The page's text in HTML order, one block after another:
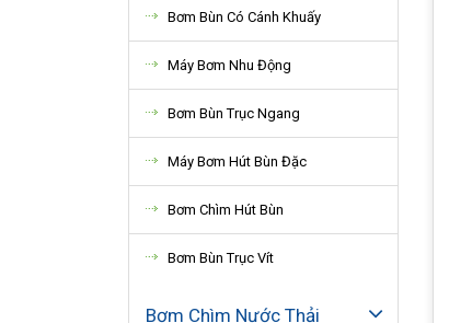
Bơm Bùn Có Cánh Khuấy
Máy Bơm Nhu Động
Bơm Bùn Trục Ngang
Máy Bơm Hút Bùn Đặc
Bơm Chìm Hút Bùn
Bơm Bùn Trục Vít
Bơm Chìm Nước Thải